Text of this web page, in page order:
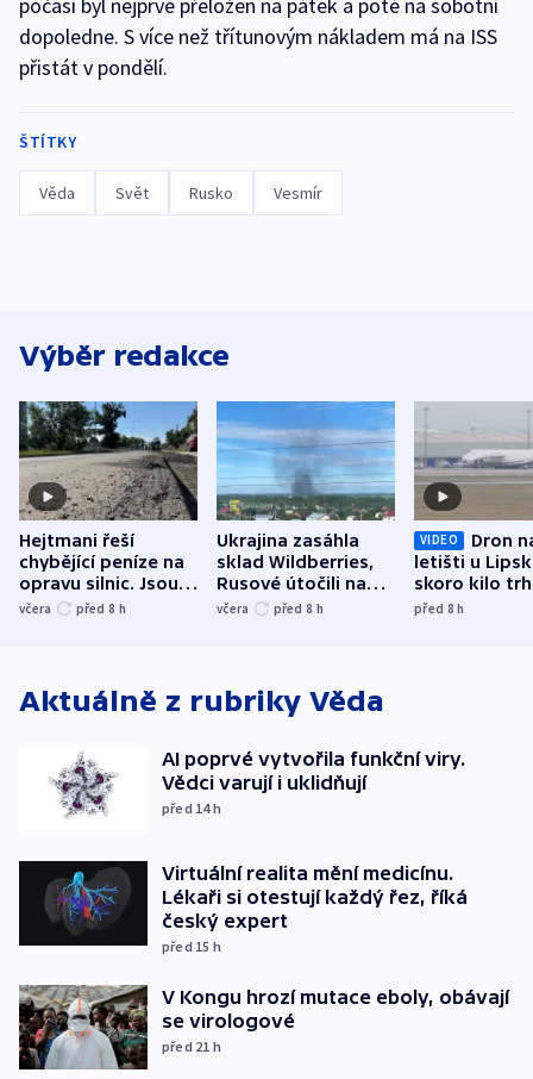
počasí byl nejprve přeložen na pátek a poté na sobotní
dopoledne. S více než třítunovým nákladem má na ISS
přistát v pondělí.
ŠTÍTKY
Věda Svět Rusko Vesmír
Výběr redakce
Hejtmani řeší
chybějící peníze na
opravu silnic. Jsou
nenárokové, namítá
včera před 8 h
Ukrajina zasáhla
sklad Wildberries,
Rusové útočili na
trh, hasiče či
včera před 8 h
VIDEO
Dron
letišti u
skoro kilo
indicie
před 8h
Aktuálně z rubriky Věda
AI poprvé vytvořila funkční viry.
Vědci varují i uklidňují
před 14h
Virtuální realita mění medicínu.
Lékaři si otestují každý řez, říká
český expert
před 15 h
V Kongu hrozí mutace eboly, obávají
se virologové
před 21 h